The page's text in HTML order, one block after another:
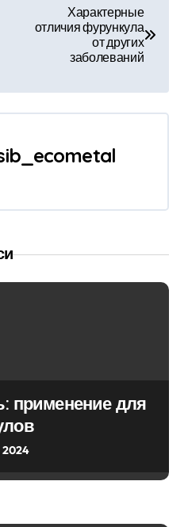
Характерные
отличия фурункула
от других
заболеваний
применение для
2024